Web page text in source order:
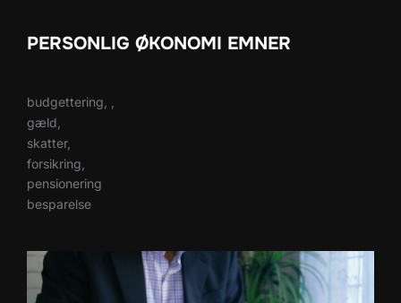
PERSONLIG ØKONOMI EMNER
budgettering, ,
gæld,
skatter,
forsikring,
pensionering
besparelse